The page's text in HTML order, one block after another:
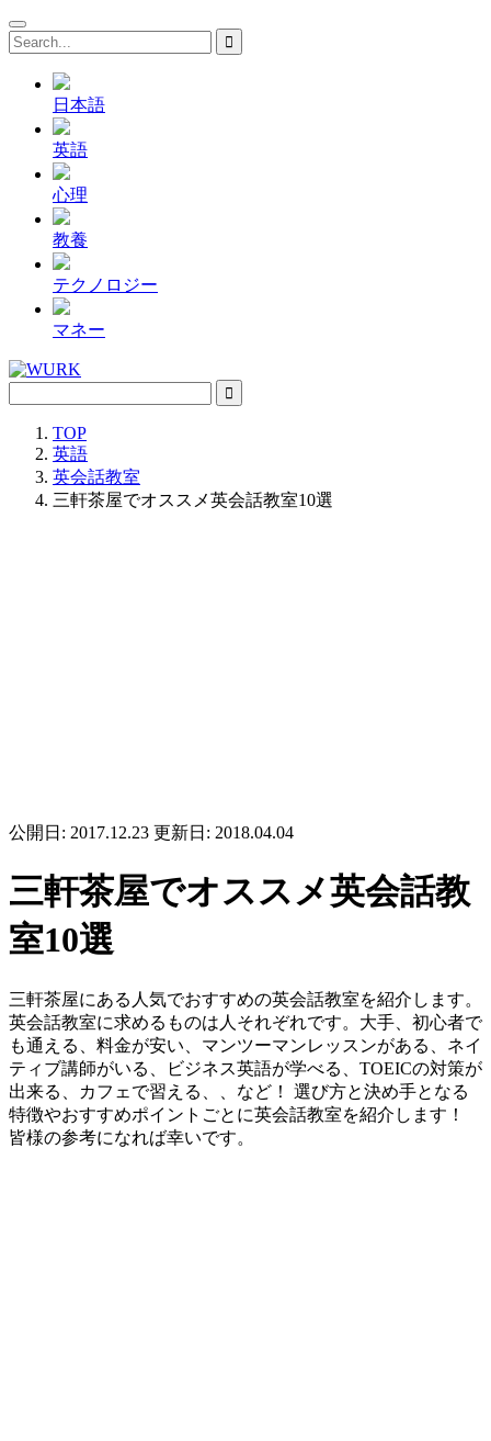
日本語
英語
心理
教養
テクノロジー
マネー
TOP
英語
英会話教室
三軒茶屋でオススメ英会話教室10選
公開日: 2017.12.23 更新日: 2018.04.04
三軒茶屋でオススメ英会話教
室10選
三軒茶屋にある人気でおすすめの英会話教室を紹介します。
英会話教室に求めるものは人それぞれです。大手、初心者で
も通える、料金が安い、マンツーマンレッスンがある、ネイ
ティブ講師がいる、ビジネス英語が学べる、TOEICの対策が
出来る、カフェで習える、、など！ 選び方と決め手となる
特徴やおすすめポイントごとに英会話教室を紹介します！
皆様の参考になれば幸いです。